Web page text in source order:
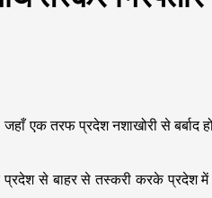
एक तरफ प्रदेश नशाखोरी से बर्बाद
से बाहर से तस्करी करके प्रदेश में